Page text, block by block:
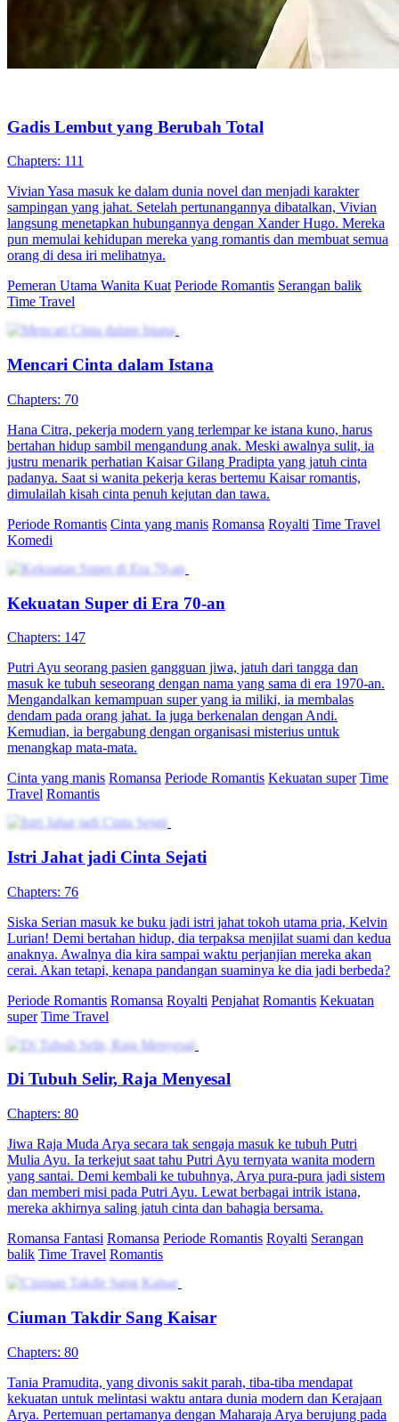
Gadis Lembut yang Berubah Total
Chapters: 111
Vivian Yasa masuk ke dalam dunia novel dan menjadi karakter
sampingan yang jahat. Setelah pertunangannya dibatalkan, Vivian
langsung menetapkan hubungannya dengan Xander Hugo. Mereka
pun memulai kehidupan mereka yang romantis dan membuat semua
orang di desa iri melihatnya.
Pemeran Utama Wanita Kuat Periode Romantis Serangan balik
Time Travel
Hana Citra, pekerja modern yang terlempar ke istana kuno, harus
bertahan hidup sambil mengandung anak. Meski awalnya sulit, ia
justru menarik perhatian Kaisar Gilang Pradipta yang jatuh cinta
padanya. Saat si wanita pekerja keras bertemu Kaisar romantis,
Periode Romantis Cinta yang manis
Putri Ayu seorang pasien gangguan jiwa, jatuh dari tangga dan
masuk ke tubuh seseorang dengan nama yang sama di era 1970-an.